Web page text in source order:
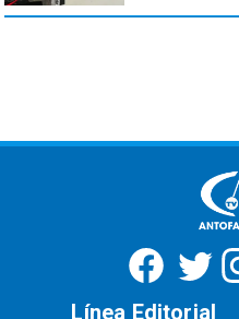
Línea Editorial